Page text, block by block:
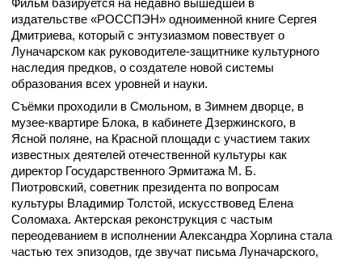
Фильм базируется на недавно вышедшей в
издательстве «РОССПЭН» одноименной книге Сергея
Дмитриева, который с энтузиазмом повествует о
Луначарском как руководителе-защитнике культурного
наследия предков, о создателе новой системы
образования всех уровней и науки.
Съёмки проходили в Смольном, в Зимнем дворце, в
музее-квартире Блока, в кабинете Дзержинского, в
Ясной поляне, на Красной площади с участием таких
известных деятелей отечественной культуры как
директор Государственного Эрмитажа М. Б.
Пиотровский, советник президента по вопросам
культуры Владимир Толстой, искусствовед Елена
Соломаха. Актерская реконструкция с частым
переодеванием в исполнении Александра Хорлина стала
частью тех эпизодов, где звучат письма Луначарского,